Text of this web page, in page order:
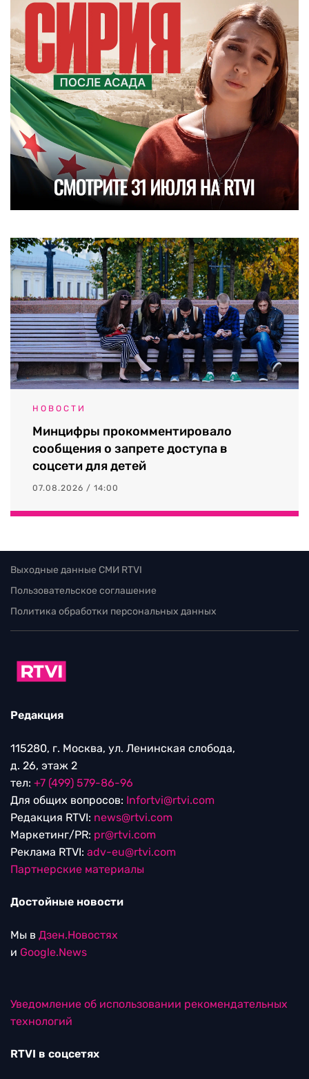
НОВОСТИ
Минцифры прокомментировало
сообщения о запрете доступа в
соцсети для детей
07.08.2026 / 14:00
Выходные данные СМИ RTVI
Пользовательское соглашение
Политика обработки персональных данных
Редакция
115280, г. Москва, ул. Ленинская слобода,
д. 26, этаж 2
тел: +7 (499) 579-86-96
Для общих вопросов: Infortvi@rtvi.com
Редакция RTVI: news@rtvi.com
Маркетинг/PR: pr@rtvi.com
Реклама RTVI: adv-eu@rtvi.com
Партнерские материалы
Достойные новости
Мы в Дзен.Новостях
и Google.News
Уведомление об использовании рекомендательных
технологий
RTVI в соцсетях